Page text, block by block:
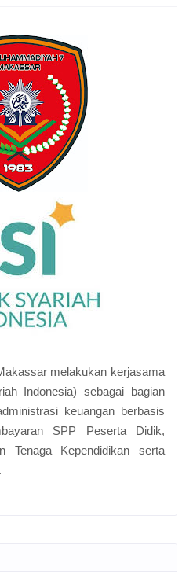
melakukan kerjasama
Indonesia) sebagai bagian
keuangan berbasis
SPP Peserta Didik,
Tenaga Kependidikan serta